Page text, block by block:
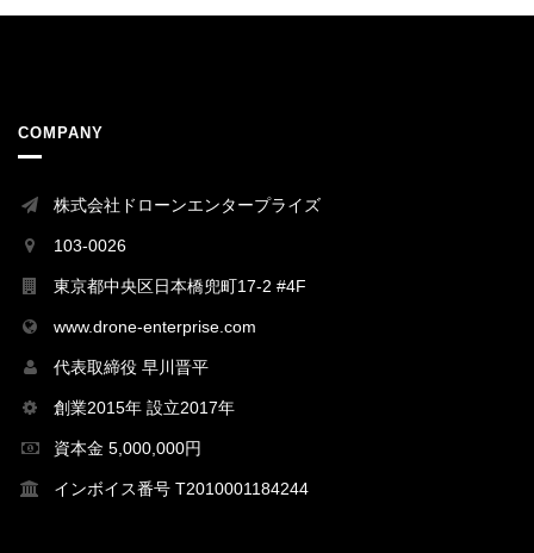
COMPANY
株式会社ドローンエンタープライズ
103-0026
東京都中央区日本橋兜町17-2 #4F
www.drone-enterprise.com
代表取締役 早川晋平
創業2015年 設立2017年
資本金 5,000,000円
インボイス番号 T2010001184244